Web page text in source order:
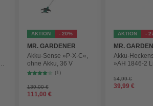
AKTION - 20%
MR. GARDENER
Akku-Sense »P-X-C«,
ohne Akku, 36 V
(1)
139,00 €
111,00 €
AKTION -
MR.
Akku-
»AH 1846-2
54,99 €
39,99 €